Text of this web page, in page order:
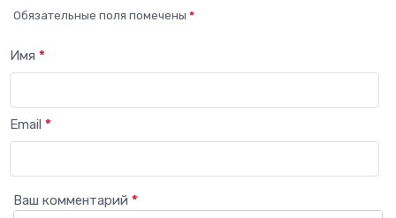
Обязательные поля помечены *
Имя *
Email *
Ваш комментарий *